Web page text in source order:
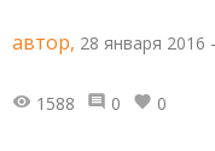
автор, 28 января 2016
1588 0 0